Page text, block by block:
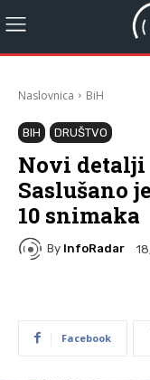
Naslovnica BiH
BIH DRUŠTVO
Novi detalji
Saslušano
10 snimaka
By InfoRadar
Facebook